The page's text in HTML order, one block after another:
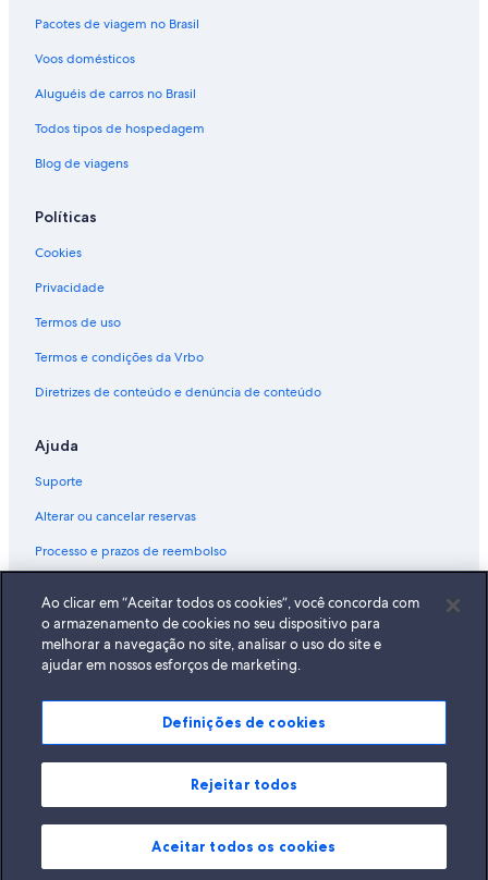
Pacotes de viagem no Brasil
Voos domésticos
Aluguéis de carros no Brasil
Todos tipos de hospedagem
Blog de viagens
Políticas
Cookies
Privacidade
Termos de uso
Termos e condições da Vrbo
Diretrizes de conteúdo e denúncia de conteúdo
Ajuda
Suporte
Alterar ou cancelar reservas
Processo e prazos de reembolso
Documentos para viagens internacionais
A Expedia, Inc. não se responsabiliza pelo conteúdo dos sites externos.
© 2026 Expedia, Inc., uma empresa do Expedia Group. Todos os direitos
reservados Expedia e o logotipo da Expedia são marcas registradas da
Ao clicar em “Aceitar todos os cookies”, você concorda com
o armazenamento de cookies no seu dispositivo para
melhorar a navegação no site, analisar o uso do site e
ajudar em nossos esforços de marketing.
Definições de cookies
Rejeitar todos
Aceitar todos os cookies